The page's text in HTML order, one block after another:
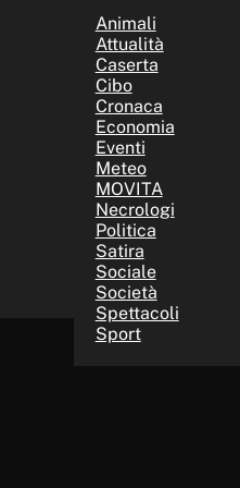
Animali
Attualità
Caserta
Cibo
Cronaca
Economia
Eventi
Meteo
MOVITA
Necrologi
Politica
Satira
Sociale
Società
Spettacoli
Sport